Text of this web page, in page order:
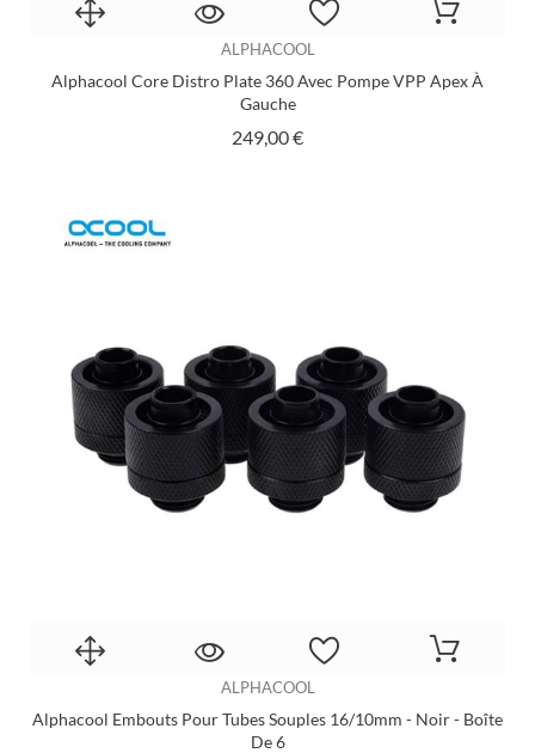
ALPHACOOL
Alphacool Core Distro Plate 360 Avec Pompe VPP Apex À
Gauche
249,00 €Prix
ALPHACOOL
Alphacool Embouts Pour Tubes Souples 16/10mm - Noir - Boîte
De 6